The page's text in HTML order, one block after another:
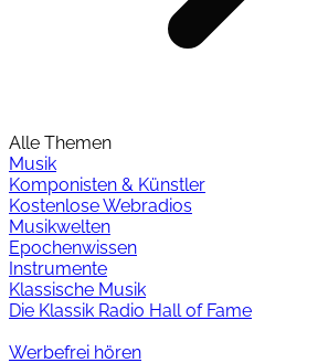
Alle Themen
Musik
Komponisten & Künstler
Kostenlose Webradios
Musikwelten
Epochenwissen
Instrumente
Klassische Musik
Die Klassik Radio Hall of Fame
Werbefrei hören